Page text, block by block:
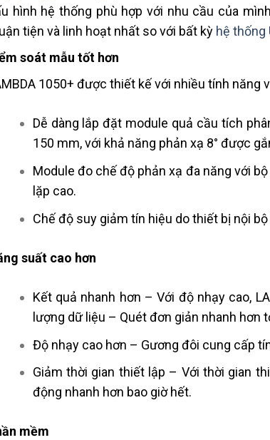
hình hệ thống phù hợp với nhu cầu của
tiện và linh hoạt nhất so với bất kỳ hệ thống
soát mẫu tốt hơn
1050+ được thiết kế với nhiều tính
Dễ dàng lắp đặt module quả cầu tích
150 mm, với khả năng phản xạ 8° được
Module đo chế độ phản xạ đa năng với
lặp cao.
Chế độ suy giảm tín hiệu do thiết bị nội
suất cao hơn
Kết quả nhanh hơn – Với độ nhạy cao,
lượng dữ liệu – Quét đơn giản nhanh hơn
Độ nhạy cao hơn – Gương đôi cung cấp
Giảm thời gian thiết lập – Với thời gian
động nhanh hơn bao giờ hết.
mềm